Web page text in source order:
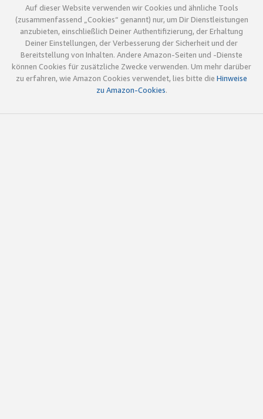
Auf dieser Website verwenden wir Cookies und ähnliche Tools
(zusammenfassend „Cookies“ genannt) nur, um Dir Dienstleistungen
anzubieten, einschließlich Deiner Authentifizierung, der Erhaltung
Deiner Einstellungen, der Verbesserung der Sicherheit und der
Bereitstellung von Inhalten. Andere Amazon-Seiten und -Dienste
können Cookies für zusätzliche Zwecke verwenden. Um mehr darüber
zu erfahren, wie Amazon Cookies verwendet, lies bitte die Hinweise
zu Amazon-Cookies.